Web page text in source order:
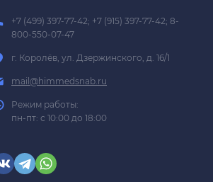
+7 (499) 397-77-42; +7 (915) 397-77-42; 8-
800-550-07-47
г. Королёв, ул. Дзержинского, д. 16/1
mail@himmedsnab.ru
Режим работы:
пн-пт: с 10:00 до 18:00